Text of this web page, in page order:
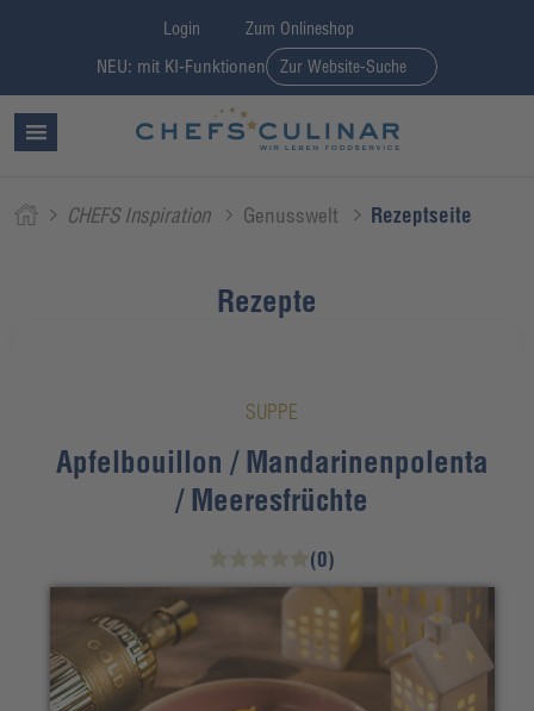
Login Zum Onlineshop
NEU: mit KI-Funktionen Zur Website-Suche
CHEFS Inspiration Genusswelt Rezeptseite
Rezepte
SUPPE
Apfelbouillon / Mandarinenpolenta
/ Meeresfrüchte
(0)